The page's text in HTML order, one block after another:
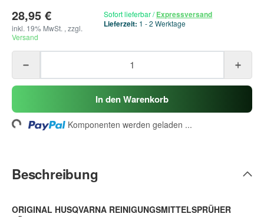
28,95 €
inkl. 19% MwSt. , zzgl.
Versand
Sofort lieferbar/Expressversand
Lieferzeit: 1 - 2 Werktage
In den Warenkorb
Komponenten werden geladen ...
Beschreibung
ORIGINAL HUSQVARNA REINIGUNGSMITTELSPRÜHER